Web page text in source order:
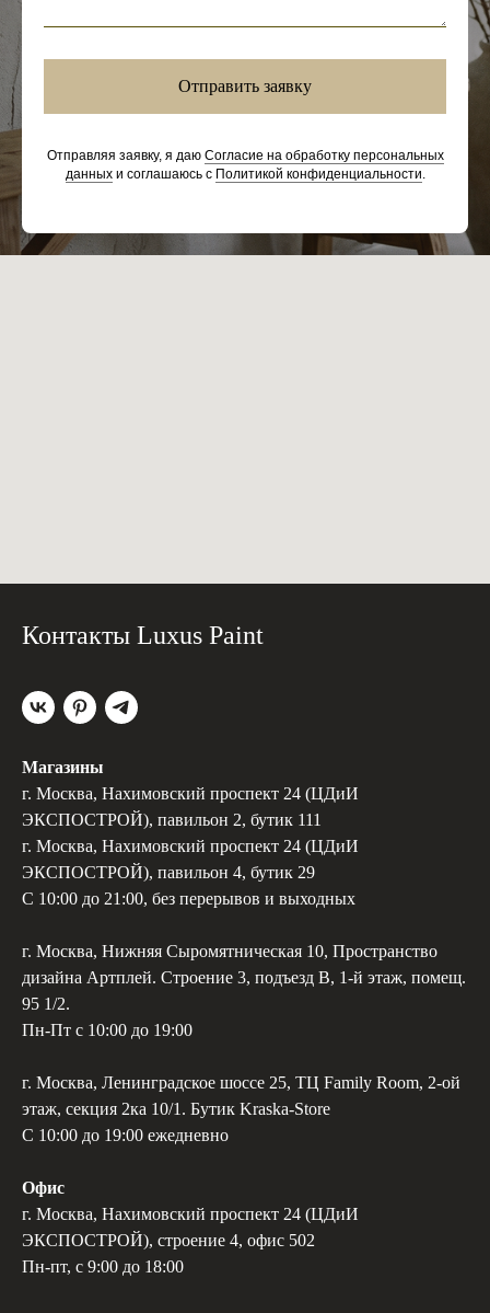
Отправить заявку
Отправляя заявку, я даю Согласие на обработку персональных
данныхи соглашаюсь с Политикой конфиденциальности
Контакты Luxus Paint
Магазины
г. Москва, Нахимовский проспект 24 (ЦДиИ
ЭКСПОСТРОЙ), павильон 2, бутик 111
г. Москва, Нахимовский проспект 24 (ЦДиИ
ЭКСПОСТРОЙ), павильон 4, бутик 29
С 10:00 до 21:00, без перерывов и выходных
г. Москва, Нижняя Сыромятническая 10, Пространство
дизайна Артплей. Строение 3, подъезд В, 1-й этаж, помещ.
95 1/2.
Пн-Пт с 10:00 до 19:00
г. Москва, Ленинградское шоссе 25, ТЦ Family Room, 2-ой
этаж, секция 2ка 10/1. Бутик Kraska-Store
С 10:00 до 19:00 ежедневно
Офис
г. Москва, Нахимовский проспект 24 (ЦДиИ
ЭКСПОСТРОЙ), строение 4, офис 502
Пн-пт, с 9:00 до 18:00